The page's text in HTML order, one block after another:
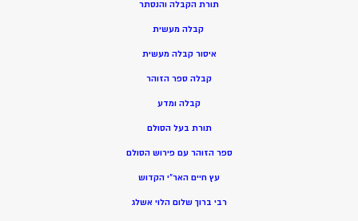
תורת הקבלה והנסתר
קבלה מעשית
איסור קבלה מעשית
קבלה ספר הזוהר
קבלה ומדע
תורת בעל הסולם
ספר הזוהר עם פירוש הסולם
עץ חיים האר”י הקדוש
רבי ברוך שלום הלוי אשלג